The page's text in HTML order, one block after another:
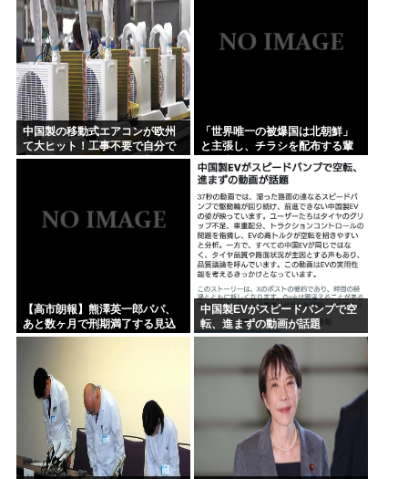
中国製の移動式エアコンが欧州
て大ヒット！工事不要で自分で
取り付け可、もうこれで良く
「世界唯一の被爆国は北朝鮮」
と主張し、チラシを配布する輩
が発生
【高市朗報】熊澤英一郎パパ、
あと数ヶ月で刑期満了する見込
み
中国製EVがスピードバンプで空
転、進まずの動画が話題